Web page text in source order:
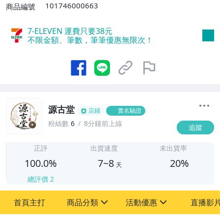
商品編號
101746000663
7-ELEVEN 運費只要38元
不限金額、筆數，筆筆優惠無限次！
源古堂 店鋪 實名驗證
粉絲數 6 8分鐘前上線 追蹤
正評
100.0%
總評價 2
出貨速度
7~8 天
未出貨率
20%
首頁主打 商品分類 活動優惠 直播影